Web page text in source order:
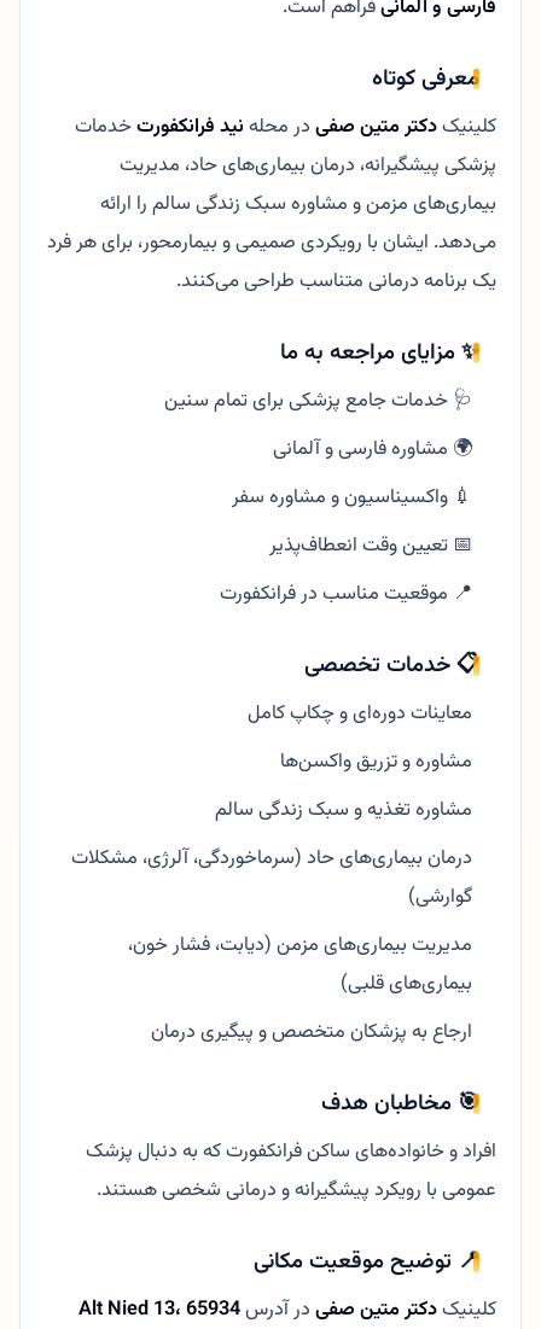
فارسی و آلمانیفراهم است.
معرفی کوتاه
کلینیکدکتر متین صفیدر محلهنید فرانکفورتخدمات
پزشکی پیشگیرانه، درمان بیماری‌های حاد، مدیریت
بیماری‌های مزمن و مشاوره سبک زندگی سالم را ارائه
می‌دهد. ایشان با رویکردی صمیمی و بیمارمحور، برای هر فرد
یک برنامه درمانی متناسب طراحی می‌کنند.
✨ مزایای مراجعه به ما
🩺 خدمات جامع پزشکی برای تمام سنین
🌍 مشاوره فارسی و آلمانی
💉 واکسیناسیون و مشاوره سفر
📅 تعیین وقت انعطاف‌پذیر
📍 موقعیت مناسب در فرانکفورت
📋 خدمات تخصصی
معاینات دوره‌ای و چکاپ کامل
مشاوره و تزریق واکسن‌ها
مشاوره تغذیه و سبک زندگی سالم
درمان بیماری‌های حاد (سرماخوردگی، آلرژی، مشکلات
گوارشی)
مدیریت بیماری‌های مزمن (دیابت، فشار خون،
بیماری‌های قلبی)
ارجاع به پزشکان متخصص و پیگیری درمان
🎯 مخاطبان هدف
افراد و خانواده‌های ساکن فرانکفورت که به دنبال پزشک
عمومی با رویکرد پیشگیرانه و درمانی شخصی هستند.
📍 توضیح موقعیت مکانی
کلینیکدکتر متین صفیدر آدرسAlt Nied 13، 65934